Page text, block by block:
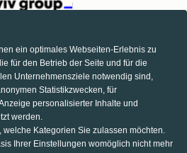
ein optimales Webseiten-Erlebnis zu
für den Betrieb der Seite und für die
Unternehmensziele notwendig sind,
Statistikzwecken, für
personalisierter Inhalte und
werden.
Kategorien Sie zulassen möchten.
Ihrer Einstellungen womöglich nicht mehr